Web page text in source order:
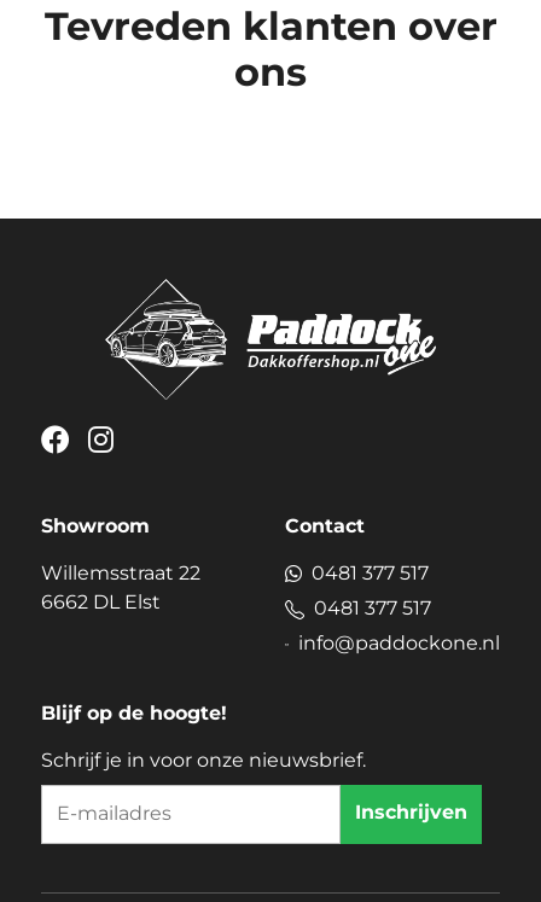
Tevreden klanten over
ons
Showroom
Willemsstraat 22
6662 DL Elst
Contact
0481 377 517
0481 377 517
info@paddockone.nl
Blijf op de hoogte!
Schrijf je in voor onze nieuwsbrief.